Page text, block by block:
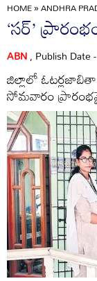
HOME»ANDHRA
‘సర్‌’
ABN, Publish Date
జిల్లాలో ఓటర్లజాబితా
సోమవారం